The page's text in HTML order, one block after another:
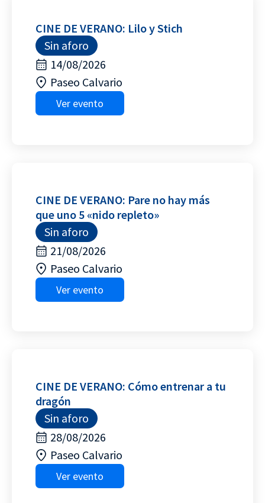
CINE DE VERANO: Lilo y Stich
Sin aforo
14/08/2026
Paseo Calvario
Ver evento
CINE DE VERANO: Pare no hay más
que uno 5 «nido repleto»
Sin aforo
21/08/2026
Paseo Calvario
Ver evento
CINE DE VERANO: Cómo entrenar a tu
dragón
Sin aforo
28/08/2026
Paseo Calvario
Ver evento